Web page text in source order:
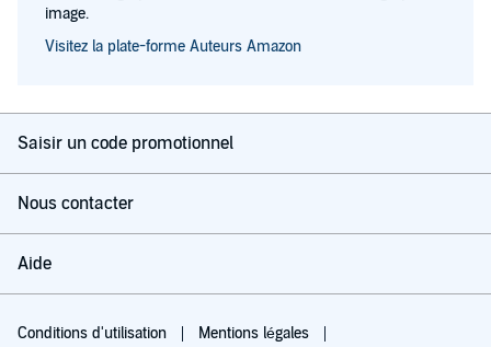
image.
Visitez la plate-forme Auteurs Amazon
Saisir un code promotionnel
Nous contacter
Aide
Conditions d'utilisation Mentions légales